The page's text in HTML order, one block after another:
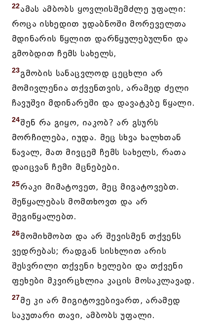
22ამას ამბობს ყოვლისშემძლე უფალი:
როცა ისხედით უდაბნოში მორეველთა
მდინარის წყლით დარწყულებულნი და
გმობდით ჩემს სახელს,
23გმობის სანაცვლოდ ცეცხლი არ
მომივლენია თქვენთვის, არამედ ძელი
ჩავუშვი მდინარეში და დავატკბე წყალი.
24შენ რა გიყო, იაკობ? არ გსურს
მორჩილება, იუდა. მეც სხვა ხალხთან
წავალ, მათ მივცემ ჩემს სახელს, რათა
დაიცვან ჩემი მცნებები.
25რაკი მიმატოვეთ, მეც მიგატოვებთ.
შეწყალებას მომთხოვთ და არ
შეგიწყალებთ.
26მომიხმობთ და არ შევისმენ თქვენს
ვედრებას; რადგან სისხლით არის
შესვრილი თქვენი ხელები და თქვენი
ფეხები მკვირცხლია კაცის მოსაკლავად.
27მე კი არ მიგიტოვებივართ, არამედ
საკუთარი თავი, ამბობს უფალი.